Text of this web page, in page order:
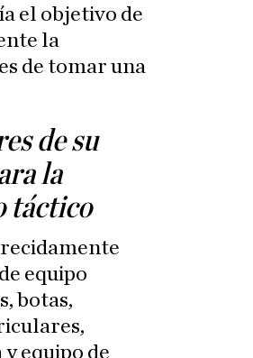
el objetivo de
la
de tomar una
de su
la
táctico
equipo
botas,
equipo de